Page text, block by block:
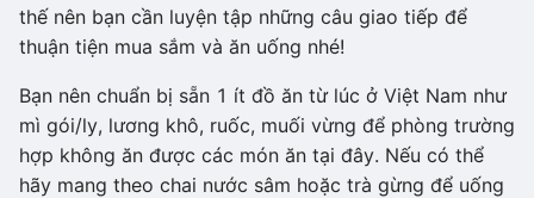
thế nên bạn cần luyện tập những câu giao tiếp để
thuận tiện mua sắm và ăn uống nhé!
Bạn nên chuẩn bị sẵn 1 ít đồ ăn từ lúc ở Việt Nam như
mì gói/ly, lương khô, ruốc, muối vừng để phòng trường
hợp không ăn được các món ăn tại đây. Nếu có thể
hãy mang theo chai nước sâm hoặc trà gừng để uống